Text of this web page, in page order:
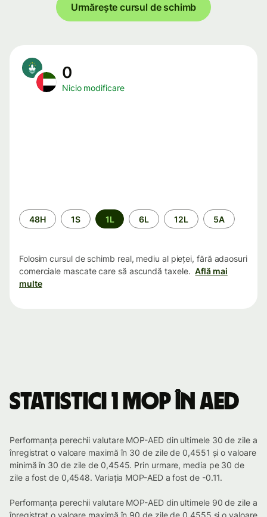
Urmărește cursul de schimb
0
Nicio modificare
Perioada
48H 1S 1L 6L 12L 5A
Folosim cursul de schimb real, mediu al pieței, fără adaosuri
comerciale mascate care să ascundă taxele. Află mai
multe
Statistici 1 MOP în AED
Performanța perechii valutare MOP-AED din ultimele 30 de zile a
înregistrat o valoare maximă în 30 de zile de 0,4551 și o valoare
minimă în 30 de zile de 0,4545. Prin urmare, media pe 30 de
zile a fost de 0,4548. Variația MOP-AED a fost de -0.11.
Performanța perechii valutare MOP-AED din ultimele 90 de zile a